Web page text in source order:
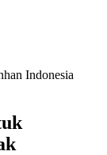
Indonesia